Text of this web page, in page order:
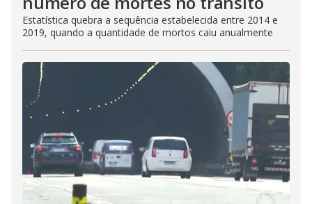
Estatística quebra a sequência estabelecida entre 2014 e
2019, quando a quantidade de mortos caiu anualmente